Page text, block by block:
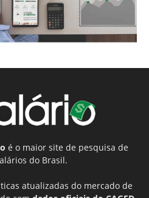
é o maior site de pesquisa de
do Brasil.
atualizadas do mercado de